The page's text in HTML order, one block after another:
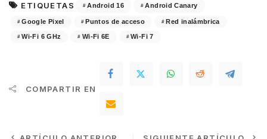
ETIQUETAS Android 16 Android Canary
Google Pixel Puntos de acceso Red inalámbrica
Wi-Fi 6 GHz Wi-Fi 6E Wi-Fi 7
COMPARTIR EN